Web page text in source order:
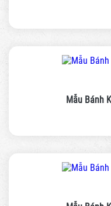
Mẫu Bánh